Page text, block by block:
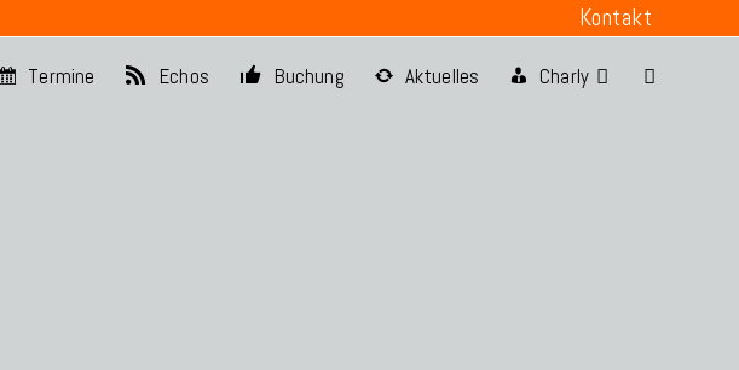
Kontakt
Termine Echos Buchung Aktuelles Charly Website-